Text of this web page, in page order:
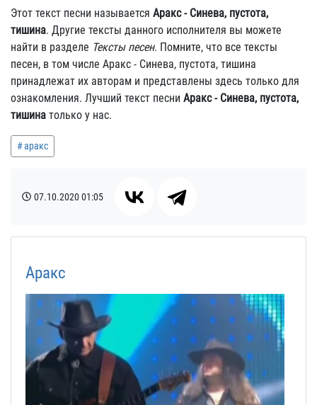
Этот текст песни называется Аракс - Синева, пустота,
тишина. Другие тексты данного исполнителя вы можете
найти в разделе Тексты песен. Помните, что все тексты
песен, в том числе Аракс - Синева, пустота, тишина
принадлежат их авторам и представлены здесь только для
ознакомления. Лучший текст песни Аракс - Синева, пустота,
тишина только у нас.
аракс
07.10.202001:05
Аракс